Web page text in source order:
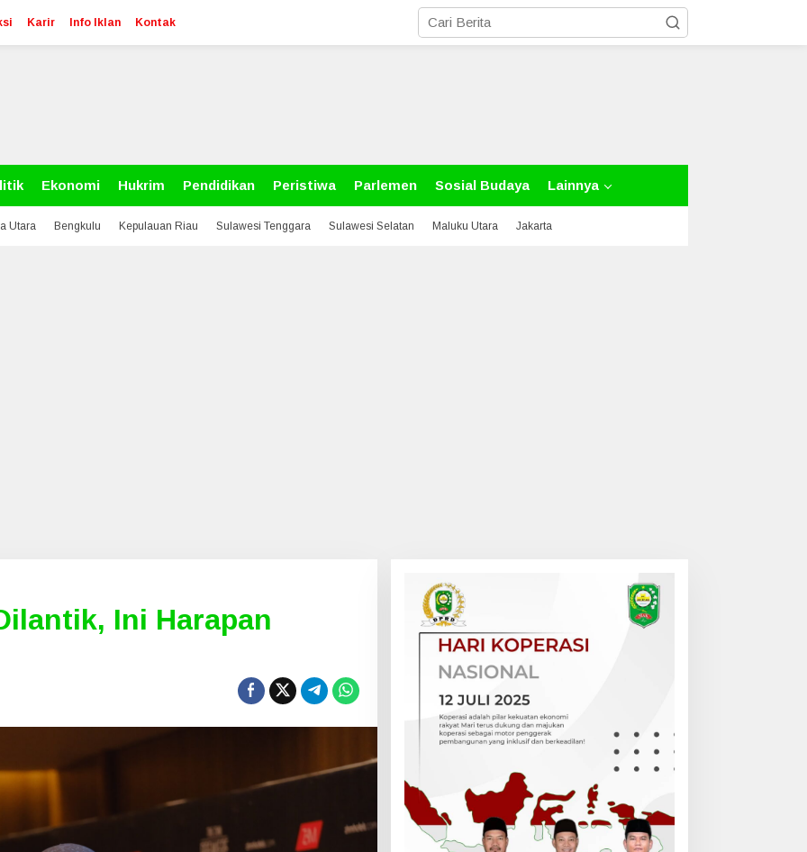
Karir Info Iklan Kontak
Ekonomi Hukrim Pendidikan Peristiwa Parlemen Sosial Budaya Lainnya
Utara Bengkulu Kepulauan Riau Sulawesi Tenggara Sulawesi Selatan Maluku Utara Jakarta
Ini Harapan